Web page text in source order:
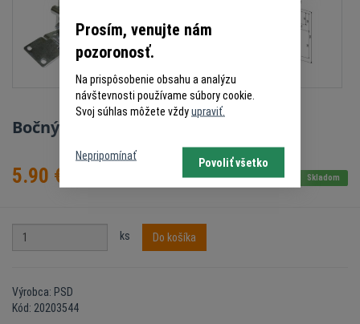
Bočný pánt PSD 42206040
5.90 € Skladom
ks Do košíka
Výrobca: PSD
Kód: 20203544
Prosím, venujte nám
pozoronosť.
Na prispôsobenie obsahu a analýzu
návštevnosti používame súbory cookie.
Svoj súhlas môžete vždyupraviť.
Nepripomínať
Povoliť všetko